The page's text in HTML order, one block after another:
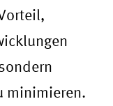
minimieren.